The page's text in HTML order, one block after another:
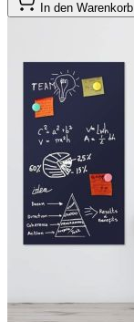
In den Warenkorb